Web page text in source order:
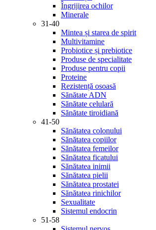
Îngrijirea ochilor
Minerale
31-40
Mintea și starea de spirit
Multivitamine
Probiotice și prebiotice
Produse de specialitate
Produse pentru copii
Proteine
Rezistență osoasă
Sănătate ADN
Sănătate celulară
Sănătate tiroidiană
41-50
Sănătatea colonului
Sănătatea copiilor
Sănătatea femeilor
Sănătatea ficatului
Sănătatea inimii
Sănătatea pielii
Sănătatea prostatei
Sănătatea rinichilor
Sexualitate
Sistemul endocrin
51-58